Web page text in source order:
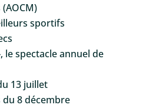
sportifs
le spectacle annuel de
13 juillet
8 décembre